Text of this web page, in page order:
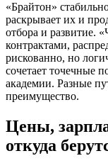
«Брайтон»
раскрывает их и
отбора и развитие.
контрактами,
рискованно, но
сочетает точечные
академии. Разные
преимущество.
Цены,
откуда